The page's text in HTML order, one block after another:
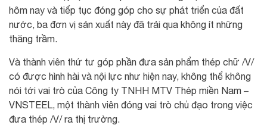
hôm nay và tiếp tục đóng góp cho sự phát triển của đất
nước, ba đơn vị sản xuất này đã trải qua không ít những
thăng trầm.
Và thành viên thứ tư góp phần đưa sản phẩm thép chữ /V/
có được hình hài và nội lực như hiện nay, không thể không
nói tới vai trò của Công ty TNHH MTV Thép miền Nam –
VNSTEEL, một thành viên đóng vai trò chủ đạo trong việc
đưa thép /V/ ra thị trường.